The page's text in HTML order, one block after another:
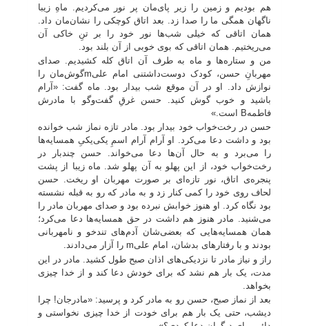
هم بودیم و زمین را زیر پای‌مان پر نور می‌کردیم. ماهِ زیبا
ناگهان همگی ما را صدا زد. بعد اتاق کوچکی را نشان‌مان داد.
همان اتاقی که خیلی شب‌ها نور خود را بر تنِ خاکی آن
می‌ریختیم. همان اتاقی که بوی خوبی از آن بلند بود.
من و ستاره‌ها و ماه به طرف آن اتاق کله کشیدیم. صدای
مهربانِ حسن، کودک دوست‌داشتنی امام علیmگوش‌مان را
نوازش داد. او در آن موقع شب بیدار بود. ماه گفت: «آرام
باشید و خوب گوش کنید. حسن غرقِ گفت‌وگو با مادرش
فاطمهB
است.»
حسن در رخت‌خواب خود بیدار بود. مادر تازه نماز شب خوانده
بود و داشت دعا می‌کرد. او آرام آرام اسمِ یکی‌یکیِ همسایه‌ها
را می‌برد و به حال آن‌ها دعا می‌خواند. حسن چندبار در
رخت‌خواب خود، از این پهلو به آن پهلو شد. ماه زیبا از پشت
پنجره‌ی اتاق، نور تازه‌ای بر صورت مهربان او ریخت. حسن
لحاف روی خود را کمی کنار زد و به مادر که رو به قبله نشسته
بود نگاه کرد. او هنوز خوابش نبرده بود و صدای مهربان مادر را
می‌شنید. مادر هنوز هم داشت در حق همسایه‌ها دعا می‌کرد؛
همان همسایه‌هایی که بعضی‌شان آدم‌های تندخو و نامهربانی
بودند و با رفتارهای بدشان، امام علیm را آزار می‌دادند.
راز و نیاز مادر تا نزدیکی‌های اذان صبح طول کشید. مادر در این
مدت، یک بار هم نشد که برای خودش دعا کند و از خدا چیزی
بخواهد.
بعد از نماز صبح، حسن رو به مادر کرد و پرسید: «مادرجان! چرا
دیشب، حتی یک بار هم برای خودت از خدا چیزی نخواستی و